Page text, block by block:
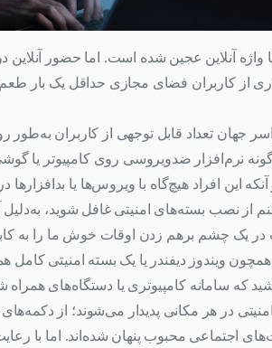
واژه آنلاین عجین شده است. اما حضور
از کاربران فضای مجازی حداقل یک بار طعم
جهان تعداد قابل توجهی از کاربران به‌طور
نرم‌افزار ضدویروسی روی کامپیوتر یا
این افراد هیچ‌گاه با ویروس‌ها یا
از نصب بسته‌های امنیتی غافل شوید، به‌دلیل
یک چشم برهم زدن اوقات خوش ما را به
ویندوز دیفندر یا یک بسته امنیتی کامل
که سامانه کامپیوتری یا دستگاه‌های
در هر مکانی پدیدار می‌شوند؛ از
اجتماعی محبوب پنهان شده‌اند. اما با